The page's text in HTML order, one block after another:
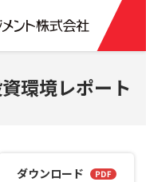
環境レポート
ダウンロード